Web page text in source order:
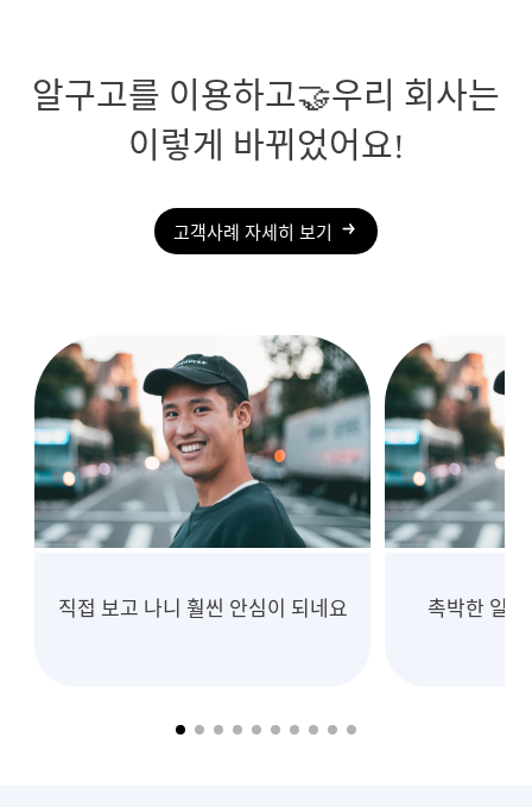
알구고를 이용하고🤝우리 회사는
이렇게 바뀌었어요!
고객사례 자세히 보기
촉박한 일정, 흔들림 없는 진행
10년 넘게